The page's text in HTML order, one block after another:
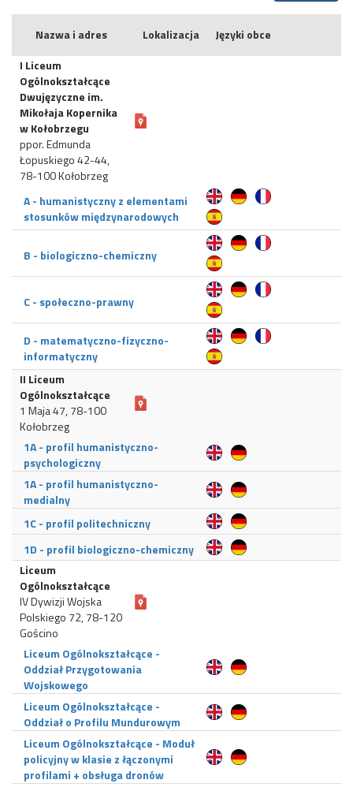
Nazwa i adres Lokalizacja
Języki obce
I Liceum
Ogólnokształcące
Dwujęzyczne im.
Mikołaja Kopernika
w Kołobrzegu
ppor. Edmunda
Łopuskiego 42-44,
78-100 Kołobrzeg
A - humanistyczny z elementami
stosunków międzynarodowych
B - biologiczno-chemiczny
C - społeczno-prawny
D - matematyczno-fizyczno-
informatyczny
II Liceum
Ogólnokształcące
1 Maja 47, 78-100
Kołobrzeg
1A - profil humanistyczno-
psychologiczny
1A - profil humanistyczno-
medialny
1C - profil politechniczny
1D - profil biologiczno-chemiczny
Liceum
Ogólnokształcące
IV Dywizji Wojska
Polskiego 72, 78-120
Gościno
Liceum Ogólnokształcące -
Oddział Przygotowania
Wojskowego
Liceum Ogólnokształcące -
Oddział o Profilu Mundurowym
Liceum Ogólnokształcące - Moduł
policyjny w klasie z łączonymi
profilami + obsługa dronów